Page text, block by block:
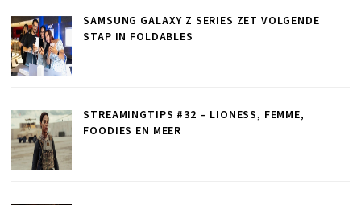
SAMSUNG GALAXY Z SERIES ZET VOLGENDE
STAP IN FOLDABLES
STREAMINGTIPS #32 – LIONESS, FEMME,
FOODIES EN MEER